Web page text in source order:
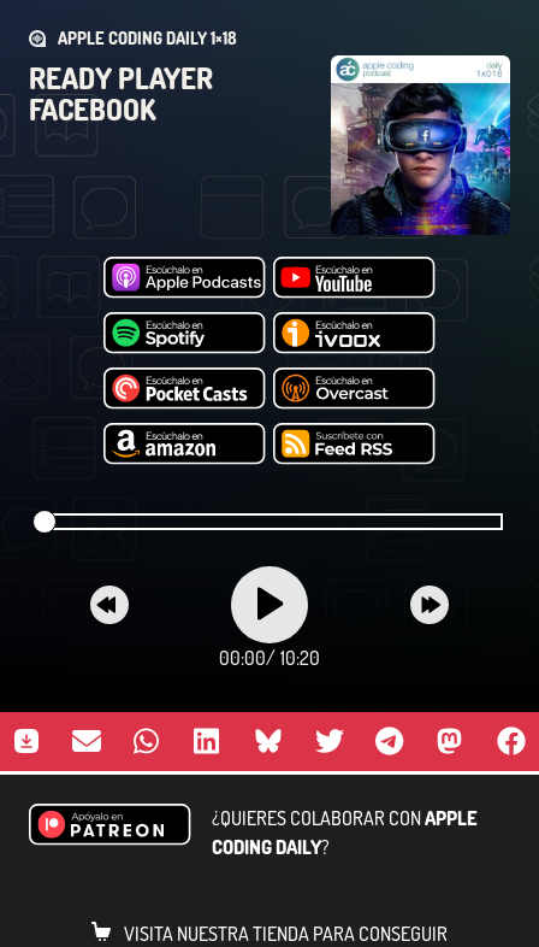
APPLE CODING DAILY 1×18
READY PLAYER
FACEBOOK
00:00/ 10:20
¿QUIERES COLABORAR CONAPPLE
CODING DAILY?
VISITA NUESTRA TIENDA PARA CONSEGUIR